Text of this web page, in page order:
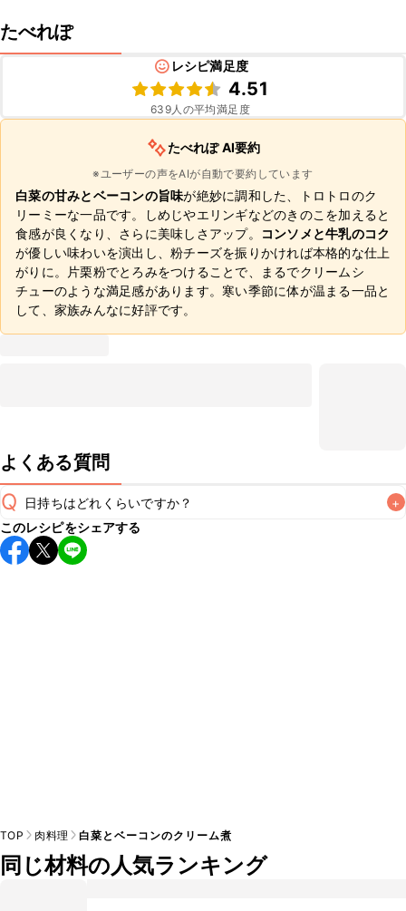
たべれぽ
レシピ満足度
4.51
639人の平均満足度
たべれぽ AI要約
※ユーザーの声をAIが自動で要約しています
白菜の甘みとベーコンの旨味が絶妙に調和した、トロトロのク
リーミーな一品です。しめじやエリンギなどのきのこを加えると
食感が良くなり、さらに美味しさアップ。
コンソメと牛乳のコク
が優しい味わいを演出し、粉チーズを振りかければ本格的な仕上
がりに。片栗粉でとろみをつけることで、まるでクリームシ
チューのような満足感があります。寒い季節に体が温まる一品と
して、家族みんなに好評です。
よくある質問
Q 日持ちはどれくらいですか？ +
保存期間は冷蔵で翌日中が目安です。なるべくお早めにお召
し上がりください。
このレシピをシェアする
TOP 肉料理 白菜とベーコンのクリーム煮
同じ材料の人気ランキング